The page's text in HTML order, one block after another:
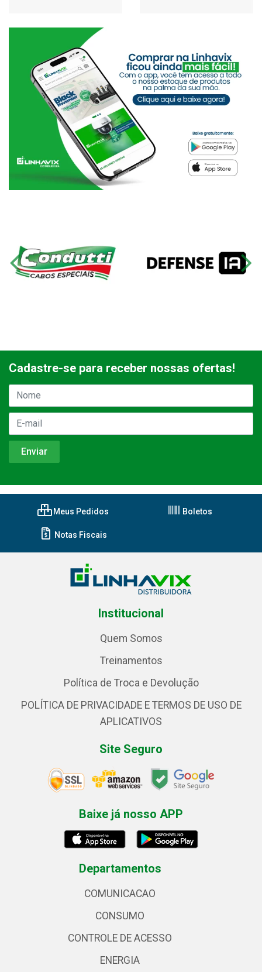
Cadastre-se para receber nossas ofertas!
Meus Pedidos Boletos
Notas Fiscais
Institucional
Quem Somos
Treinamentos
Política de Troca e Devolução
POLÍTICA DE PRIVACIDADE E TERMOS DE USO DE
APLICATIVOS
Site Seguro
Baixe já nosso APP
Departamentos
COMUNICACAO
CONSUMO
CONTROLE DE ACESSO
ENERGIA